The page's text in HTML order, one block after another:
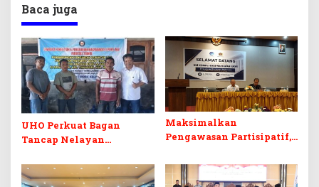
Baca juga
UHO Perkuat Bagan
Tancap Nelayan
Maksimalkan
Pengawasan Partisipatif,
Gandeng Pemilih Pemula